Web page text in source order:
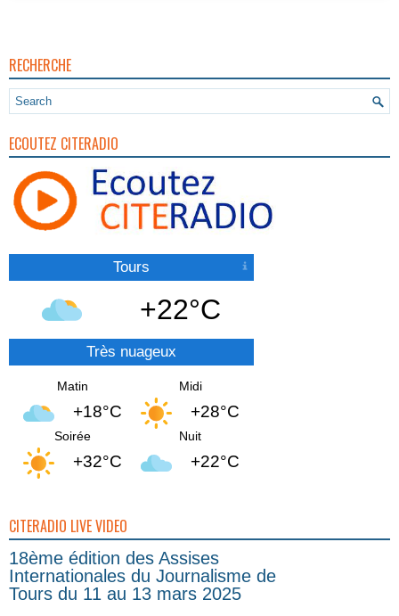
RECHERCHE
ECOUTEZ CITERADIO
Tours
+22°C
Très nuageux
Matin
+18°C
Midi
+28°C
Soirée
+32°C
Nuit
+22°C
CITERADIO LIVE VIDEO
18ème édition des Assises
Internationales du Journalisme de
Tours du 11 au 13 mars 2025